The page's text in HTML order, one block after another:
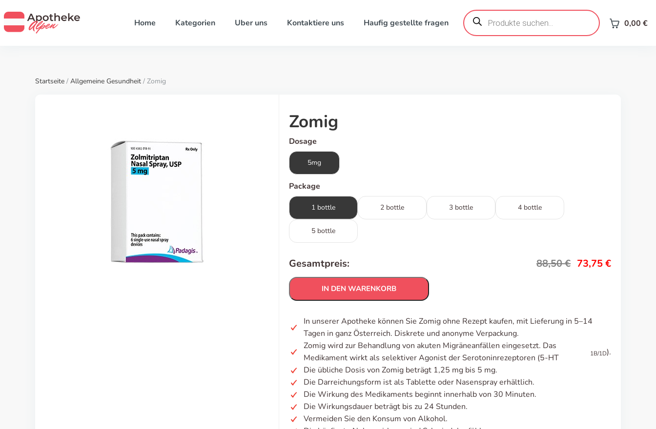
Home Kategorien Uber uns Kontaktiere uns Haufig gestellte fragen
Products
search 0,00 €
Startseite / Allgemeine Gesundheit / Zomig
Zomig
Dosage
5mg
Package
1 bottle 2 bottle 3 bottle 4 bottle
5 bottle
Gesamtpreis: 88,50€ 73,75€
IN DEN WARENKORB
In unserer Apotheke können Sie Zomig ohne Rezept kaufen, mit Lieferung in 5–14
Tagen in ganz Österreich. Diskrete und anonyme Verpackung.
Zomig wird zur Behandlung von akuten Migräneanfällen eingesetzt. Das
Medikament wirkt als selektiver Agonist der Serotoninrezeptoren (5-HT
1B/1D).
Die übliche Dosis von Zomig beträgt 1,25 mg bis 5 mg.
Die Darreichungsform ist als Tablette oder Nasenspray erhältlich.
Die Wirkung des Medikaments beginnt innerhalb von 30 Minuten.
Die Wirkungsdauer beträgt bis zu 24 Stunden.
Vermeiden Sie den Konsum von Alkohol.